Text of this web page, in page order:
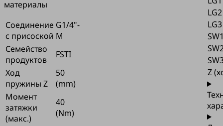
материалы
Соединение
с присоской
G1/4"-
M
Семейство
продуктов
FSTI
Ход
пружины Z
50
(mm)
Момент
затяжки
(макс.)
40
(Nm)
LG2
LG3
Z